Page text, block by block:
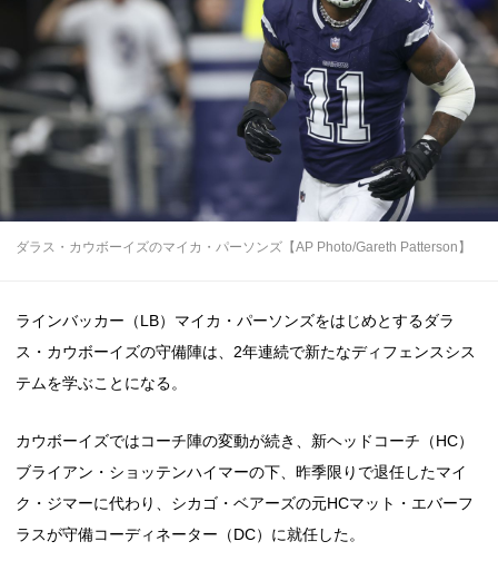
ダラス・カウボーイズのマイカ・パーソンズ【AP Photo/Gareth Patterson】
ラインバッカー（LB）マイカ・パーソンズをはじめとするダラ
ス・カウボーイズの守備陣は、2年連続で新たなディフェンスシス
テムを学ぶことになる。
カウボーイズではコーチ陣の変動が続き、新ヘッドコーチ（HC）
ブライアン・ショッテンハイマーの下、昨季限りで退任したマイ
ク・ジマーに代わり、シカゴ・ベアーズの元HCマット・エバーフ
ラスが守備コーディネーター（DC）に就任した。